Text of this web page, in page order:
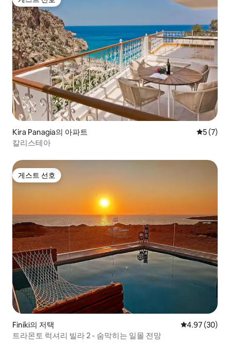
게스트 선호
Kira Panagia의 아파트 평점 5점
5 (7)
칼리스테아
게스트 선호
게스트 선호
Finiki의 저택 평점 4.97점(5
4.97 (30)
트라몬토 럭셔리 빌라 2 - 숨막히는 일몰 전망